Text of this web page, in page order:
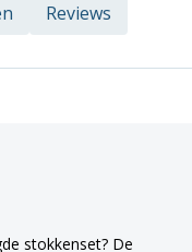
Reviews
stokkenset? De